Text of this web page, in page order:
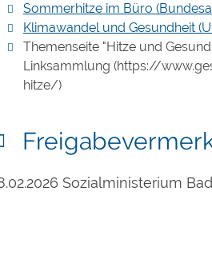
Sommerhitze im Büro
Klimawandel und Gesundheit
Themenseite "Hitze und
Linksammlung (https://
hitze/)
Sozialministerium